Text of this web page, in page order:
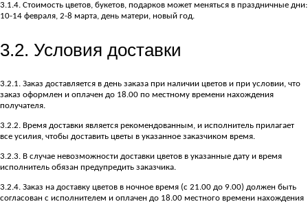
3.1.4. Стоимость цветов, букетов, подарков может меняться в праздничные дни:
10-14 февраля, 2-8 марта, день матери, новый год.
3.2. Условия доставки
3.2.1. Заказ доставляется в день заказа при наличии цветов и при условии, что
заказ оформлен и оплачен до 18.00 по местному времени нахождения
получателя.
3.2.2. Время доставки является рекомендованным, и исполнитель прилагает
все усилия, чтобы доставить цветы в указанное заказчиком время.
3.2.3. В случае невозможности доставки цветов в указанные дату и время
исполнитель обязан предупредить заказчика.
3.2.4. Заказ на доставку цветов в ночное время (с 21.00 до 9.00) должен быть
согласован с исполнителем и оплачен до 18.00 местного времени нахождения